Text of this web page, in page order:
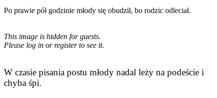
Po prawie pół godzinie młody się obudził, bo rodzic odleciał.
This image is hidden for guests.
Please log in or register to see it.
W czasie pisania postu młody nadal leży na podeście i
chyba śpi.